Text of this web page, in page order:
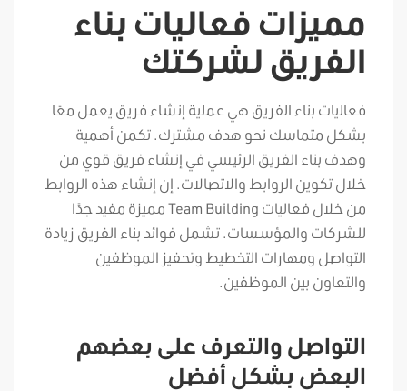
مميزات فعاليات بناء
الفريق لشركتك
فعاليات بناء الفريق هي عملية إنشاء فريق يعمل معًا
بشكل متماسك نحو هدف مشترك. تكمن أهمية
وهدف بناء الفريق الرئيسي في إنشاء فريق قوي من
خلال تكوين الروابط والاتصالات. إن إنشاء هذه الروابط
من خلال فعاليات Team Building مميزة مفيد جدًا
للشركات والمؤسسات. تشمل فوائد بناء الفريق زيادة
التواصل ومهارات التخطيط وتحفيز الموظفين
والتعاون بين الموظفين.
التواصل والتعرف على بعضهم
البعض بشكل أفضل